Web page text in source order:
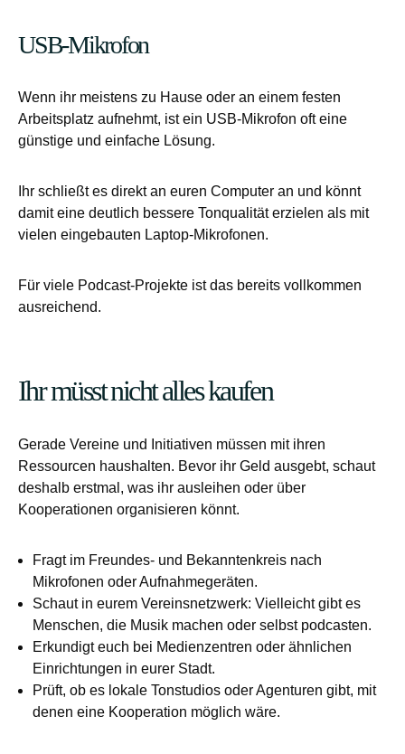
USB-Mikrofon
Wenn ihr meistens zu Hause oder an einem festen
Arbeitsplatz aufnehmt, ist ein USB-Mikrofon oft eine
günstige und einfache Lösung.
Ihr schließt es direkt an euren Computer an und könnt
damit eine deutlich bessere Tonqualität erzielen als mit
vielen eingebauten Laptop-Mikrofonen.
Für viele Podcast-Projekte ist das bereits vollkommen
ausreichend.
Ihr müsst nicht alles kaufen
Gerade Vereine und Initiativen müssen mit ihren
Ressourcen haushalten. Bevor ihr Geld ausgebt, schaut
deshalb erstmal, was ihr ausleihen oder über
Kooperationen organisieren könnt.
Fragt im Freundes- und Bekanntenkreis nach
Mikrofonen oder Aufnahmegeräten.
Schaut in eurem Vereinsnetzwerk: Vielleicht gibt es
Menschen, die Musik machen oder selbst podcasten.
Erkundigt euch bei Medienzentren oder ähnlichen
Einrichtungen in eurer Stadt.
Prüft, ob es lokale Tonstudios oder Agenturen gibt, mit
denen eine Kooperation möglich wäre.